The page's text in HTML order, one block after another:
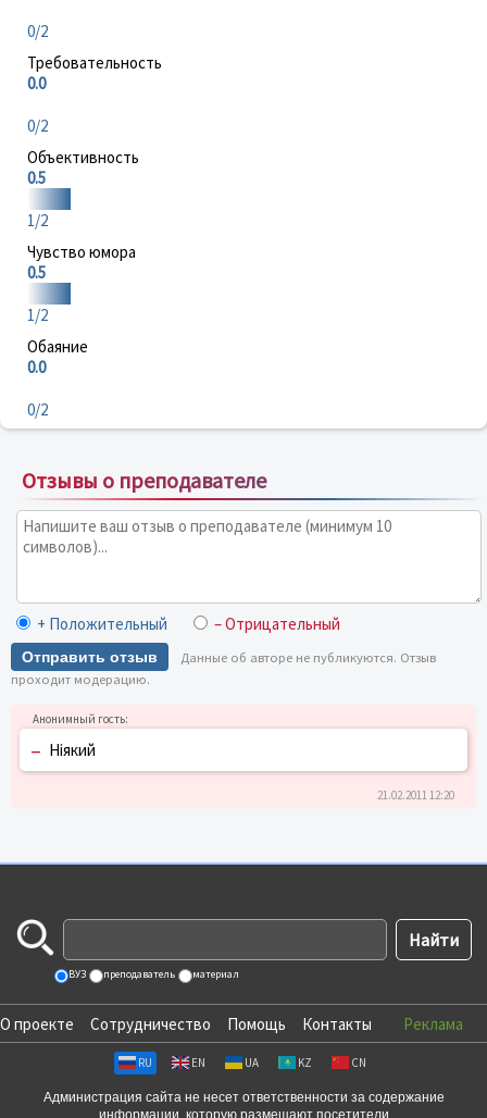
0/2
Требовательность
0.0
0/2
Объективность
0.5
1/2
Чувство юмора
0.5
1/2
Обаяние
0.0
0/2
Отзывы о преподавателе
+ Положительный – Отрицательный
Отправить отзыв
Данные об авторе не публикуются. Отзыв
проходит модерацию.
– Ніякий
21.02.2011 12:20
ВУЗ преподаватель материал
О проекте Сотрудничество Помощь Контакты Реклама
RU EN UA KZ CN
Администрация сайта не несет ответственности за содержание